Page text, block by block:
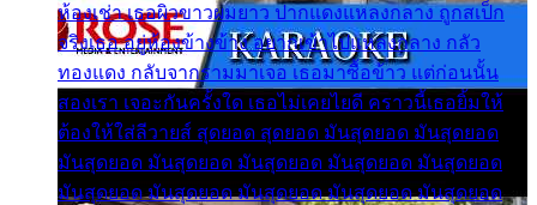
ห้องเช่า เธอผิวขาวผมยาว ปากแดงแหลงกลาง ถูกสเป็ก
จริงเธอ อยู่ห้องข้างข้าง อยากเข้าไปแหลงกลาง กลัว
ทองแดง กลับจากรามมาเจอ เธอมาซื้อข้าว แต่ก่อนนั้น
สองเรา เจอะกันครั้งใด เธอไม่เคยไยดี คราวนี้เธอยิ้มให้
ต้องให้ใส่ลีวายส์ สุดยอด สุดยอด มันสุดยอด มันสุดยอด
มันสุดยอด มันสุดยอด มันสุดยอด มันสุดยอด มันสุดยอด
มันสุดยอด มันสุดยอด มันสุดยอด มันสุดยอด มันสุดยอด